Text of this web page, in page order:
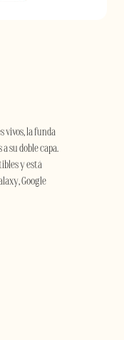
vivos, la funda
su doble capa.
y está
Google